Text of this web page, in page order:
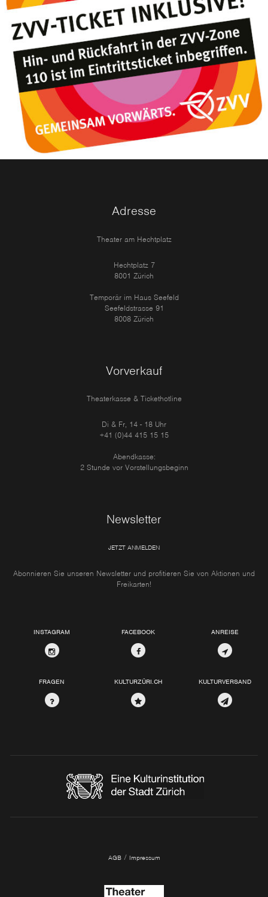
Adresse
Theater am Hechtplatz
Hechtplatz 7
8001 Zürich
Temporär im Haus Seefeld
Seefeldstrasse 91
8008 Zürich
Vorverkauf
Theaterkasse & Tickethotline
Di & Fr, 14 - 18 Uhr
+41 (0)44 415 15 15
Abendkasse:
2 Stunde vor Vorstellungsbeginn
Newsletter
JETZT ANMELDEN
Abonnieren Sie unseren Newsletter und profitieren Sie von Aktionen und
Freikarten!
INSTAGRAM FACEBOOK ANREISE
FRAGEN KULTURZÜRI.CH KULTURVERSAND
AGB/ Impressum